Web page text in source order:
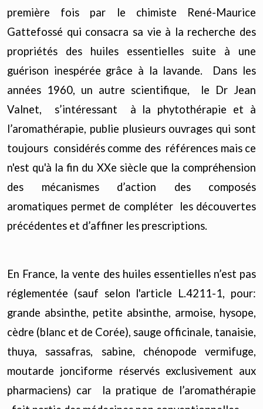
première fois par le chimiste René-Maurice
Gattefossé qui consacra sa vie à la recherche des
propriétés des huiles essentielles suite à une
guérison inespérée grâce à la lavande. Dans les
années 1960, un autre scientifique, le Dr Jean
Valnet, s’intéressant à la phytothérapie et à
l’aromathérapie, publie plusieurs ouvrages qui sont
toujours considérés comme des références mais ce
n'est qu'à la fin du XXe siècle que la compréhension
des mécanismes d’action des composés
aromatiques permet de compléter les découvertes
précédentes et d’affiner les prescriptions.
En France, la vente des huiles essentielles n’est pas
réglementée (sauf selon l'article L.4211-1, pour:
grande absinthe, petite absinthe, armoise, hysope,
cèdre (blanc et de Corée), sauge officinale, tanaisie,
thuya, sassafras, sabine, chénopode vermifuge,
moutarde jonciforme réservés exclusivement aux
pharmaciens) car la pratique de l’aromathérapie